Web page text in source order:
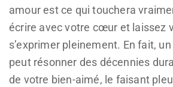
amour est ce qui touchera
écrire avec votre cœur et laissez
s’exprimer pleinement. En fait,
peut résonner des décennies
de votre bien-aimé, le faisant